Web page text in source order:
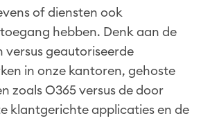
of diensten ook
hebben. Denk aan de
versus geautoriseerde
in onze kantoren, gehoste
zoals O365 versus de door
klantgerichte applicaties en de